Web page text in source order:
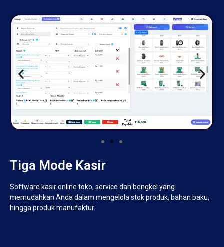
Tiga Mode Kasir
Software kasir online toko, service dan bengkel yang
memudahkan Anda dalam mengelola stok produk, bahan baku,
hingga produk manufaktur.